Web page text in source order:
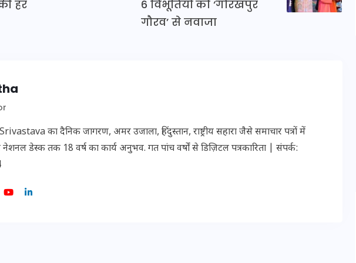
हर
6 विभूतियों को ‘गोरखपुर
गौरव’ से नवाजा
का दैनिक जागरण, अमर उजाला, हिंदुस्तान, राष्ट्रीय सहारा जैसे समाचार पत्रों में
डेस्क तक 18 वर्ष का कार्य अनुभव. गत पांच वर्षों से डिज़िटल पत्रकारिता | संपर्क:
20 जनवरी 2026